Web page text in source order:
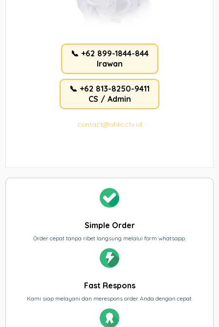
📞 +62 899-1844-844
Irawan
📞 +62 813-8250-9411
CS / Admin
contact@ahlicctv.id
Simple Order
Order cepat tanpa ribet langsung melalui form whatsapp.
Fast Respons
Kami siap melayani dan merespons order Anda dengan cepat.